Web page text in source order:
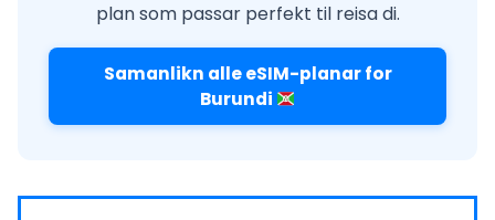
plan som passar perfekt til reisa di.
Samanlikn alle eSIM-planar for
Burundi